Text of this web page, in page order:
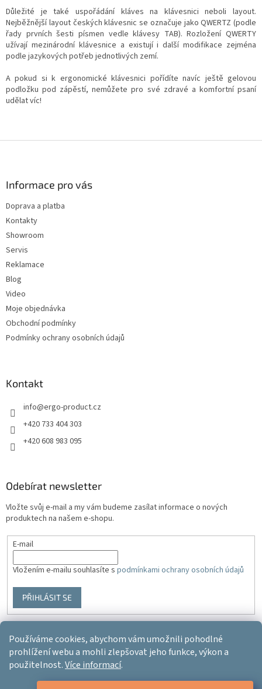
Používáme cookies, abychom vám umožnili pohodlné
prohlížení webu a mohli zlepšovat jeho funkce, výkon a
použitelnost.Více informací.
i
s
u
Důležité je také uspořádání kláves na klávesnici neboli layout.
Nejběžnější layout českých klávesnic se označuje jako QWERTZ (podle
řady prvních šesti písmen vedle klávesy TAB). Rozložení QWERTY
užívají mezinárodní klávesnice a existují i další modifikace zejména
podle jazykových potřeb jednotlivých zemí.
A pokud si k ergonomické klávesnici pořídíte navíc ještě gelovou
podložku pod zápěstí, nemůžete pro své zdravé a komfortní psaní
udělat víc!
Informace pro vás
Doprava a platba
Kontakty
Showroom
Servis
Reklamace
Blog
Video
Moje objednávka
Obchodní podmínky
Podmínky ochrany osobních údajů
Kontakt
info@ergo-product.cz
+420 733 404 303
+420 608 983 095
Odebírat newsletter
Vložte svůj e-mail a my vám budeme zasílat informace o nových
produktech na našem e-shopu.
E-mail
Vložením e-mailu souhlasíte s podmínkami ochrany osobních údajů
PŘIHLÁSIT SE
Vytvořil Shoptet
Copyright 2026Ergo-product. Všechna práva vyhrazena.Upravit